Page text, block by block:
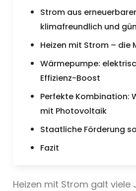
Strom aus
klimafreundlich und
Heizen mit Strom – die
Wärmepumpe:
Effizienz-Boost
Perfekte Kombination:
mit Photovoltaik
Staatliche Förderung
Fazit
Heizen mit Strom galt viele